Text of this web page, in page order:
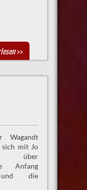
>>
Wagandt
mit Jo
über
Anfang
die